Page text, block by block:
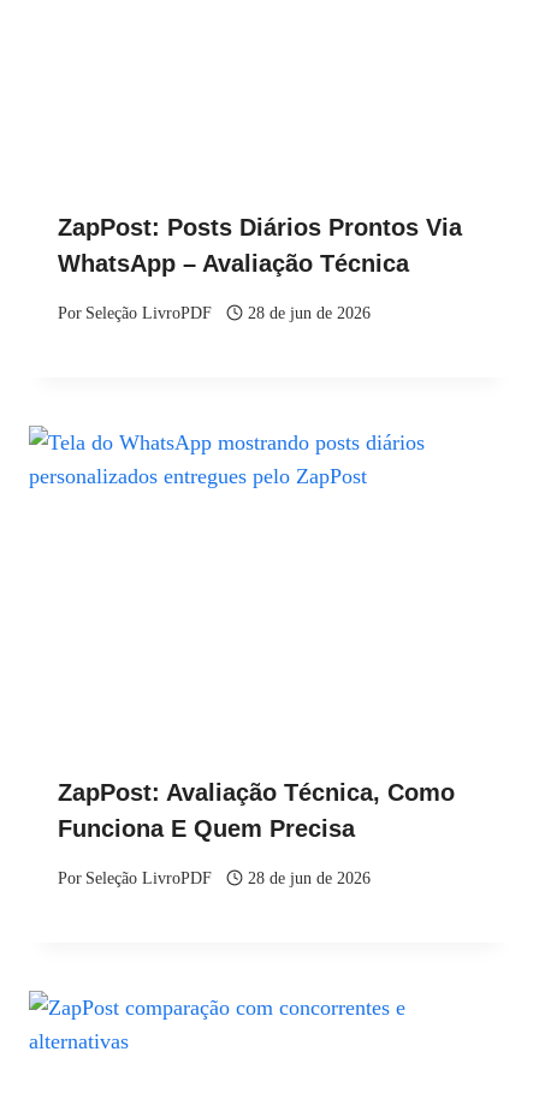
ZapPost: Posts Diários Prontos Via
WhatsApp – Avaliação Técnica
Por Seleção LivroPDF 28 de jun de 2026
ZapPost: Avaliação Técnica, Como
Funciona E Quem Precisa
Por Seleção LivroPDF 28 de jun de 2026